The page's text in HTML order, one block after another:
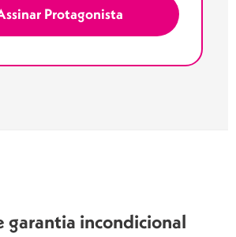
Protagonista
garantia incondicional